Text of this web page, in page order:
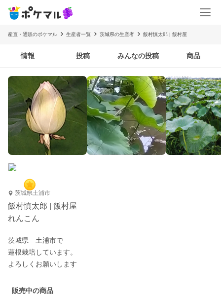
産直・通販のポケマル 生産者一覧 茨城県の生産者 飯村慎太郎 | 飯村屋
情報 投稿 みんなの投稿 商品
茨城県土浦市
飯村慎太郎 | 飯村屋
れんこん
茨城県　土浦市で
蓮根栽培しています。
よろしくお願いします
販売中の商品